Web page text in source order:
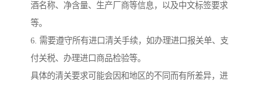
酒名称、净含量、生产厂商等信息，以及中文标签要求
等。
6. 需要遵守所有进口清关手续，如办理进口报关单、支
付关税、办理进口商品检验等。
具体的清关要求可能会因和地区的不同而有所差异，进